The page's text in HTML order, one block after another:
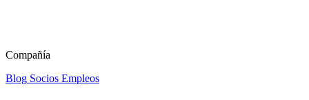
Compañía
Blog Socios Empleos